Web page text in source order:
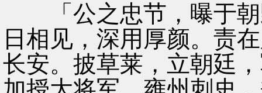
「公之忠节，曝于朝
日相见，深用厚颜。责
长安。披草莱，立朝廷